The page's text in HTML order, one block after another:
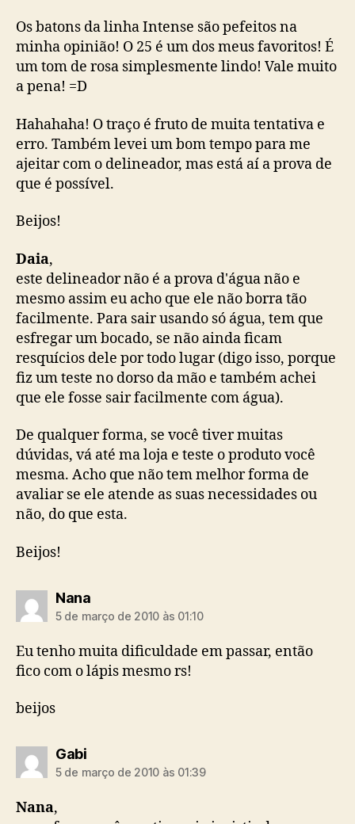
Os batons da linha Intense são pefeitos na
minha opinião! O 25 é um dos meus favoritos! É
um tom de rosa simplesmente lindo! Vale muito
a pena! =D
Hahahaha! O traço é fruto de muita tentativa e
erro. Também levei um bom tempo para me
ajeitar com o delineador, mas está aí a prova de
que é possível.
Beijos!
Daia,
este delineador não é a prova d'água não e
mesmo assim eu acho que ele não borra tão
facilmente. Para sair usando só água, tem que
esfregar um bocado, se não ainda ficam
resquícios dele por todo lugar (digo isso, porque
fiz um teste no dorso da mão e também achei
que ele fosse sair facilmente com água).
De qualquer forma, se você tiver muitas
dúvidas, vá até ma loja e teste o produto você
mesma. Acho que não tem melhor forma de
avaliar se ele atende as suas necessidades ou
não, do que esta.
Beijos!
Nanadiz:
5 de março de 2010 às 01:10
Eu tenho muita dificuldade em passar, então
fico com o lápis mesmo rs!
beijos
Gabidiz:
5 de março de 2010 às 01:39
Nana,